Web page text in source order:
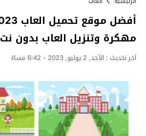
مهكرة وتنزيل العاب بدون نت
آخر تحديث : الأحد, 2 يوليو, 2023 - 6:42 مساءً